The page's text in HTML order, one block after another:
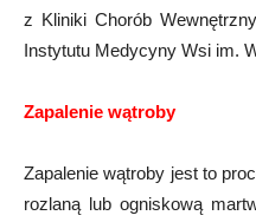
z Kliniki Chorób
Instytutu Medycyny Wsi im.
Zapalenie wątroby
Zapalenie wątroby jest to
rozlaną lub ogniskową